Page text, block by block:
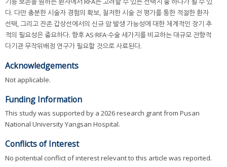
다. 다만 충분한 시술자 경험의 확보, 철저한 시술 전 평가를 통한 적절한 환자
선택, 그리고 잔존 갑상선에서의 신규 암 발생 가능성에 대한 체계적인 장기 추
적의 필요성은 중요하다. 향후 AS·RFA·수술 세가지를 비교하는 대규모 전향적
다기관 무작위배정 연구가 필요할 것으로 사료된다.
Acknowledgements
Not applicable.
Funding Information
This study was supported by a 2026 research grant from Pusan
National University Yangsan Hospital.
Conflicts of Interest
No potential conflict of interest relevant to this article was reported.